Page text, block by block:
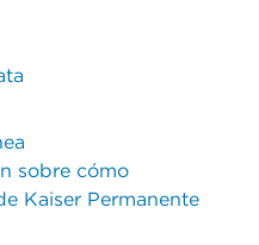
sobre cómo
Kaiser Permanente